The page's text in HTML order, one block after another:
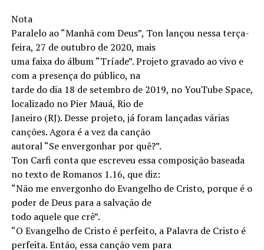
Nota
Paralelo ao “Manhã com Deus”, Ton lançou nessa terça-
feira, 27 de outubro de 2020, mais
uma faixa do álbum “Tríade”. Projeto gravado ao vivo e
com a presença do público, na
tarde do dia 18 de setembro de 2019, no YouTube Space,
localizado no Pier Mauá, Rio de
Janeiro (RJ). Desse projeto, já foram lançadas várias
canções. Agora é a vez da canção
autoral “Se envergonhar por quê?”.
Ton Carfi conta que escreveu essa composição baseada
no texto de Romanos 1.16, que diz:
“Não me envergonho do Evangelho de Cristo, porque é o
poder de Deus para a salvação de
todo aquele que crê”.
“O Evangelho de Cristo é perfeito, a Palavra de Cristo é
perfeita. Então, essa canção vem para